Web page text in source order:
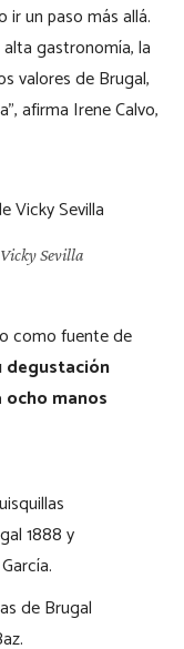
ir un paso más allá.
gastronomía, la
valores de Brugal,
afirma Irene Calvo,
Sevilla
como fuente de
degustación
ocho manos
1888 y
de Brugal